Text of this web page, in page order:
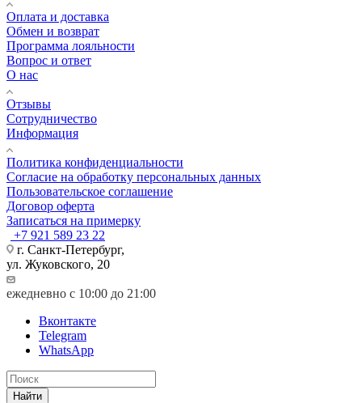
Оплата и доставка
Обмен и возврат
Программа лояльности
Вопрос и ответ
О нас
Отзывы
Сотрудничество
Информация
Политика конфиденциальности
Согласие на обработку персональных данных
Пользовательское соглашение
Договор оферта
Записаться на примерку
+7 921 589 23 22
г. Санкт-Петербург,
ул. Жуковского, 20
ежедневно с 10:00 до 21:00
Вконтакте
Telegram
WhatsApp
Найти